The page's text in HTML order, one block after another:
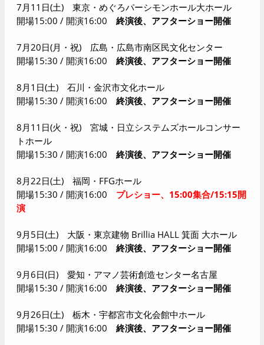
7 月11日(土) 東京・めぐろパーシモンホール大ホール
開場15:00 / 開演16:00 終演後、アフターショー開催
7 月20日(月・祝) 広島・広島市南区民文化センター
開場15:30 / 開演16:00 終演後、アフターショー開催
8 月1日(土) 石川・金沢市文化ホール
開場15:30 / 開演16:00 終演後、アフターショー開催
8 月11日(火・祝) 宮城・日立システムズホールコンサー
トホール
開場15:30 / 開演16:00 終演後、アフターショー開催
8 月22日(土) 福岡・FFGホール
開場15:30 / 開演16:00 プレショー、15:00集合/15:15開
演
9 月5日(土) 大阪・東京建物 Brillia HALL 箕面 大ホール
開場15:00 / 開演16:00 終演後、アフターショー開催
9 月6日(日) 愛知・アマノ芸術創造センター名古屋
開場15:30 / 開演16:00 終演後、アフターショー開催
9 月26日(土) 栃木・宇都宮市文化会館中ホール
開場15:30 / 開演16:00 終演後、アフターショー開催